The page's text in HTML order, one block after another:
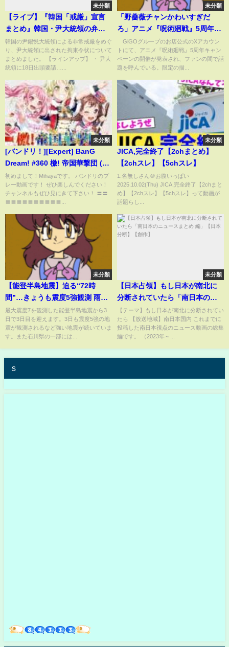
未分類
【ライブ】『韓国「戒厳」宣言
まとめ』韓国・尹大統領の弁護
団、捜査当局の幹部らを検察に
告発方針──ニュースライブ（日
テレNEWS LIVE）
韓国の尹錫悦大統領による非常戒厳をめぐ
り、尹大統領に出された拘束令状について
まとめました。 【ラインアップ】 ・ 尹大
統領に18日出頭要請…...
未分類
「野薔薇チャンかわいすぎだ
ろ」アニメ『呪術廻戦』5周年キ
ャンペーン解禁、ゲームセンタ
ーで遊ぶ仲良しな4人に歓喜
(ABEMA TIMES)
GiGOグループのお店公式のXアカウン
トにて、アニメ『呪術廻戦』5周年キャン
ペーンの開催が発表され、ファンの間で話
題を呼んでいる。限定の描...
未分類
[バンドリ！][Expert] BanG
Dream! #360 檄! 帝国華撃団 (歌
詞付き)
初めまして！Mihayaです。 バンドリのプ
レー動画です！ ぜひ楽しんでください！
チャンネルもぜひ見にきて下さい！ 〓〓
〓〓〓〓〓〓〓〓〓〓...
未分類
JICA,完全終了【2chまとめ】
【2chスレ】【5chスレ】
1:名無しさん＠お腹いっぱい
2025.10.02(Thu) JICA,完全終了【2chまと
め】【2chスレ】【5chスレ】って動画が
話題らし...
未分類
【能登半島地震】迫る“72時
間”…きょうも震度5強観測 雨と
寒さの中、避難生活続く
最大震度7を観測した能登半島地震から3
日で3日目を迎えます。3日も震度5強の地
震が観測されるなど強い地震が続いていま
す。また石川県の一部には...
未分類
【日本占領】もし日本が南北に
分断されていたら「南日本のニ
ュースまとめ 編」【日本分断】
【創作】
【テーマ】もし日本が南北に分断されてい
たら 【放送地域】南日本国内 これまでに
投稿した南日本視点のニュース動画の総集
編です。 （2023年～...
s